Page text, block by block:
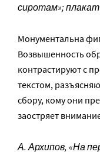
сиротам»; плакат
Монументальна
Возвышенность
контрастируют с
текстом,
сбору, кому они
заостряет
А. Архипов, «На